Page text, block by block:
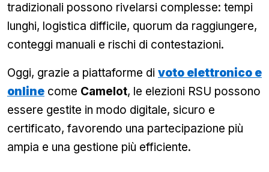
tradizionali possono rivelarsi complesse: tempi
lunghi, logistica difficile, quorum da raggiungere,
conteggi manuali e rischi di contestazioni.
Oggi, grazie a piattaforme di voto elettronico e
online come Camelot, le elezioni RSU possono
essere gestite in modo digitale, sicuro e
certificato, favorendo una partecipazione più
ampia e una gestione più efficiente.